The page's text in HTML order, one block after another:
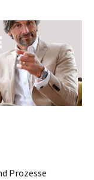
Prozesse